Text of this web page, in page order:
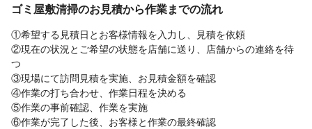
ゴミ屋敷清掃のお見積から作業までの流れ
①希望する見積日とお客様情報を入力し、見積を依頼
②現在の状況とご希望の状態を店舗に送り、店舗からの連絡を待
つ
③現場にて訪問見積を実施、お見積金額を確認
④作業の打ち合わせ、作業日程を決める
⑤作業の事前確認、作業を実施
⑥作業が完了した後、お客様と作業の最終確認